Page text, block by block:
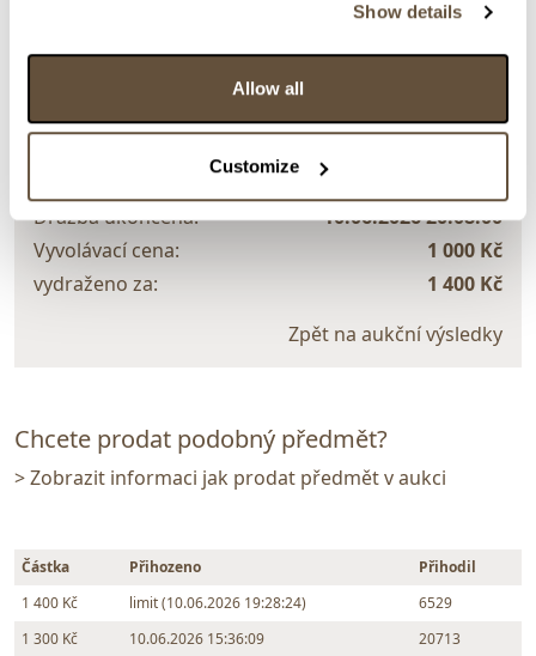
Show details
Allow all
Customize
159067. Luxusní modrá broušená váza s motivem
Dražba ukončena:
10.06.2026 20:08:00
Vyvolávací cena:
1 000 Kč
vydraženo za:
1 400 Kč
Zpět na aukční výsledky
Chcete prodat podobný předmět?
> Zobrazit informaci jak prodat předmět v aukci
Částka Přihozeno
Přihodil
1 400 Kč
limit (10.06.2026 19:28:24)
6529
1 300 Kč
10.06.2026 15:36:09 20713